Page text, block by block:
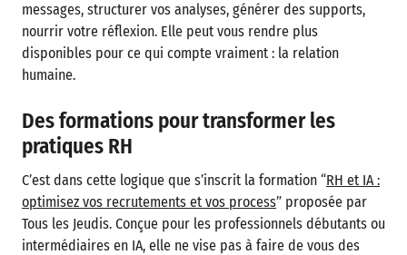
messages, structurer vos analyses, générer des supports,
nourrir votre réflexion. Elle peut vous rendre plus
disponibles pour ce qui compte vraiment : la relation
humaine.
Des formations pour transformer les
pratiques RH
C’est dans cette logique que s’inscrit la formation “RH et IA :
optimisez vos recrutements et vos process” proposée par
Tous les Jeudis. Conçue pour les professionnels débutants ou
intermédiaires en IA, elle ne vise pas à faire de vous des